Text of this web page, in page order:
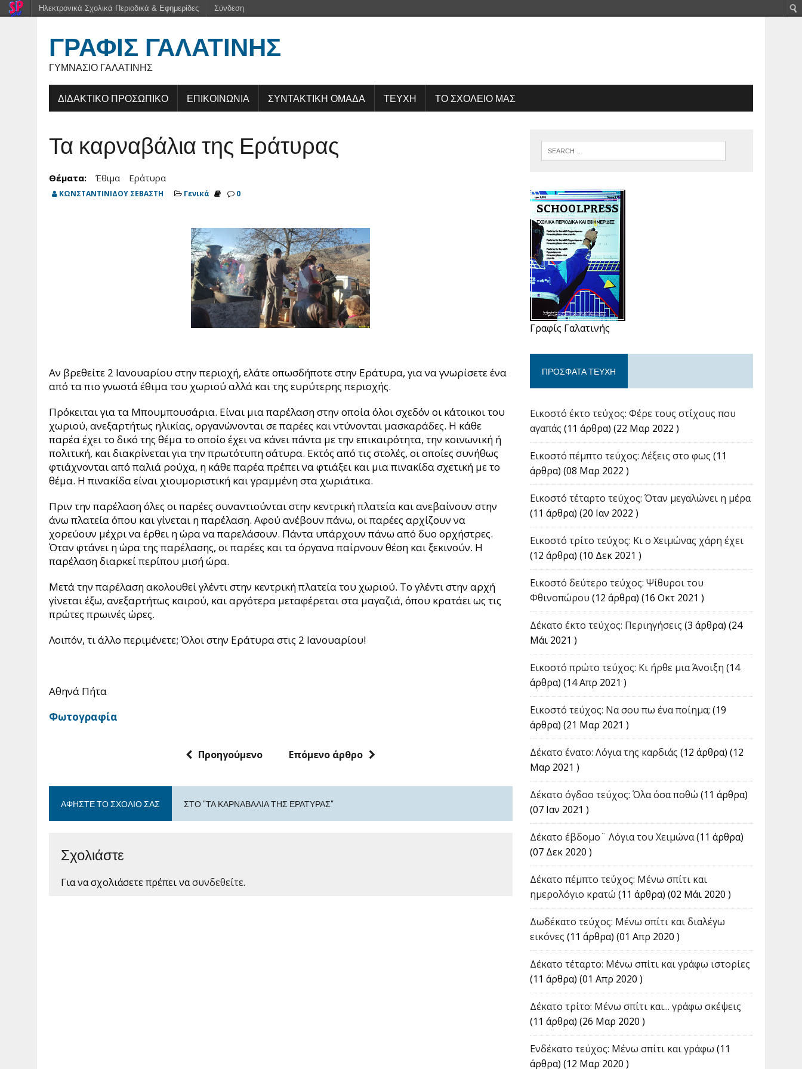
ΓΡΑΦΊΣ ΓΑΛΑΤΙΝΉΣ
ΓΥΜΝΆΣΙΟ ΓΑΛΑΤΙΝΉΣ
ΔΙΔΑΚΤΙΚΟ ΠΡΟΣΩΠΙΚΟ ΕΠΙΚΟΙΝΩΝΙΑ ΣΥΝΤΑΚΤΙΚΗ ΟΜΑΔΑ ΤΕΥΧΗ ΤΟ ΣΧΟΛΕΙΟ ΜΑΣ
Τα καρναβάλια της Εράτυρας
Θέματα: Έθιμα Εράτυρα
ΚΩΝΣΤΑΝΤΙΝΙΔΟΥ ΣΕΒΑΣΤΗ Γενικά 0
Αν βρεθείτε 2 Ιανουαρίου στην περιοχή, ελάτε οπωσδήποτε στην Εράτυρα, για να γνωρίσετε ένα
από τα πιο γνωστά έθιμα του χωριού αλλά και της ευρύτερης περιοχής.
Πρόκειται για τα Μπουμπουσάρια. Είναι μια παρέλαση στην οποία όλοι σχεδόν οι κάτοικοι του
χωριού, ανεξαρτήτως ηλικίας, οργανώνονται σε παρέες και ντύνονται μασκαράδες. Η κάθε
παρέα έχει το δικό της θέμα το οποίο έχει να κάνει πάντα με την επικαιρότητα, την κοινωνική ή
πολιτική, και διακρίνεται για την πρωτότυπη σάτυρα. Εκτός από τις στολές, οι οποίες συνήθως
φτιάχνονται από παλιά ρούχα, η κάθε παρέα πρέπει να φτιάξει και μια πινακίδα σχετική με το
θέμα. Η πινακίδα είναι χιουμοριστική και γραμμένη στα χωριάτικα.
Πριν την παρέλαση όλες οι παρέες συναντιούνται στην κεντρική πλατεία και ανεβαίνουν στην
άνω πλατεία όπου και γίνεται η παρέλαση. Αφού ανέβουν πάνω, οι παρέες αρχίζουν να
χορεύουν μέχρι να έρθει η ώρα να παρελάσουν. Πάντα υπάρχουν πάνω από δυο ορχήστρες.
Όταν φτάνει η ώρα της παρέλασης, οι παρέες και τα όργανα παίρνουν θέση και ξεκινούν. Η
παρέλαση διαρκεί περίπου μισή ώρα.
Μετά την παρέλαση ακολουθεί γλέντι στην κεντρική πλατεία του χωριού. Το γλέντι στην αρχή
γίνεται έξω, ανεξαρτήτως καιρού, και αργότερα μεταφέρεται στα μαγαζιά, όπου κρατάει ως τις
πρώτες πρωινές ώρες.
Λοιπόν, τι άλλο περιμένετε; Όλοι στην Εράτυρα στις 2 Ιανουαρίου!
Αθηνά Πήτα
Φωτογραφία
Προηγούμενο Επόμενο άρθρο
ΑΦΉΣΤΕ ΤΟ ΣΧΌΛΙΟ ΣΑΣ ΣΤΟ "ΤΑ ΚΑΡΝΑΒΆΛΙΑ ΤΗΣ ΕΡΆΤΥΡΑΣ"
Σχολιάστε
Για να σχολιάσετε πρέπει νασυνδεθείτε.
Γραφίς Γαλατινής
ΠΡΌΣΦΑΤΑ ΤΕΎΧΗ
Εικοστό έκτο τεύχος: Φέρε τους στίχους που
αγαπάς (11 άρθρα) (22 Μαρ 2022 )
Εικοστό πέμπτο τεύχος: Λέξεις στο φως (11
άρθρα) (08 Μαρ 2022 )
Εικοστό τέταρτο τεύχος: Όταν μεγαλώνει η μέρα
(11 άρθρα) (20 Ιαν 2022 )
Εικοστό τρίτο τεύχος: Κι ο Χειμώνας χάρη έχει
(12 άρθρα) (10 Δεκ 2021 )
Εικοστό δεύτερο τεύχος: Ψίθυροι του
Φθινοπώρου (12 άρθρα) (16 Οκτ 2021 )
Δέκατο έκτο τεύχος: Περιηγήσεις (3 άρθρα) (24
Μάι 2021 )
Εικοστό πρώτο τεύχος: Κι ήρθε μια Άνοιξη (14
άρθρα) (14 Απρ 2021 )
Εικοστό τεύχος: Να σου πω ένα ποίημα; (19
άρθρα) (21 Μαρ 2021 )
Δέκατο ένατο: Λόγια της καρδιάς (12 άρθρα) (12
Μαρ 2021 )
Δέκατο όγδοο τεύχος: Όλα όσα ποθώ (11 άρθρα)
(07 Ιαν 2021 )
Δέκατο έβδομο¨ Λόγια του Χειμώνα(11 άρθρα)
(07 Δεκ 2020 )
Δέκατο πέμπτο τεύχος: Μένω σπίτι και
ημερολόγιο κρατώ (11 άρθρα) (02 Μάι 2020 )
Δωδέκατο τεύχος: Μένω σπίτι και διαλέγω
εικόνες (11 άρθρα) (01 Απρ 2020 )
Δέκατο τέταρτο: Μένω σπίτι και γράφω ιστορίες
(11 άρθρα) (01 Απρ 2020 )
Δέκατο τρίτο: Μένω σπίτι και... γράφω σκέψεις
(11 άρθρα) (26 Μαρ 2020 )
Ενδέκατο τεύχος: Μένω σπίτι και γράφω (11
άρθρα) (12 Μαρ 2020 )
Ηλεκτρονικά Σχολικά Περιοδικά & Εφημερίδες Σύνδεση